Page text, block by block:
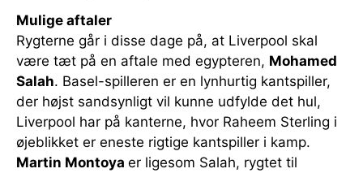
Mulige aftaler
Rygterne går i disse dage på, at Liverpool skal
være tæt på en aftale med egypteren, Mohamed
Salah. Basel-spilleren er en lynhurtig kantspiller,
der højst sandsynligt vil kunne udfylde det hul,
Liverpool har på kanterne, hvor Raheem Sterling i
øjeblikket er eneste rigtige kantspiller i kamp.
Martin Montoya er ligesom Salah, rygtet til